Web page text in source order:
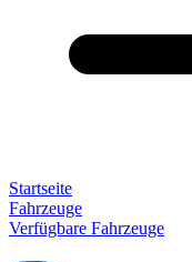
Startseite
Fahrzeuge
Verfügbare Fahrzeuge